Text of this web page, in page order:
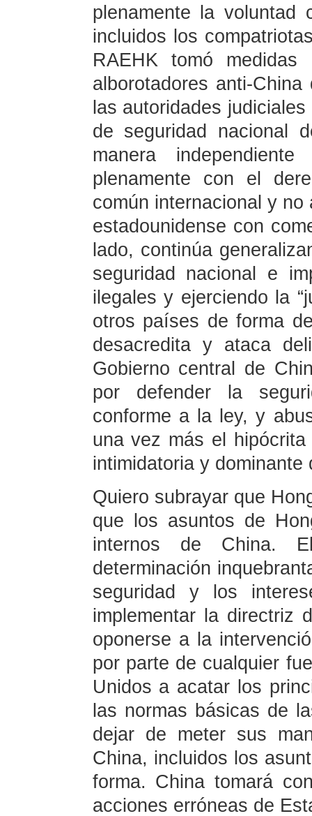
plenamente la voluntad
incluidos los
RAEHK tomó
alborotadores anti-
las autoridades
de seguridad nacional
manera
plenamente con el
común internacional y
estadounidense con
lado, continúa
seguridad nacional e
ilegales y ejerciendo la
otros países de forma
desacredita y ataca
Gobierno central de
por defender la
conforme a la ley, y
una vez más el
intimidatoria y dominante
Quiero subrayar que
que los asuntos de
internos de China.
determinación
seguridad y los
implementar la directriz
oponerse a la
por parte de cualquier
Unidos a acatar los
las normas básicas de
dejar de meter sus
China, incluidos los
forma. China tomará
acciones erróneas de